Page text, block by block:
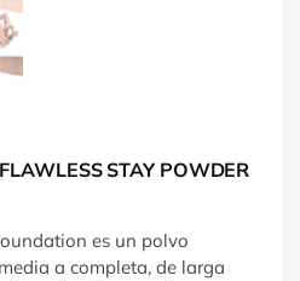
STAY POWDER
es un polvo
a completa, de larga